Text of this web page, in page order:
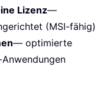
Lizenz—
(MSI-fähig)
— optimierte